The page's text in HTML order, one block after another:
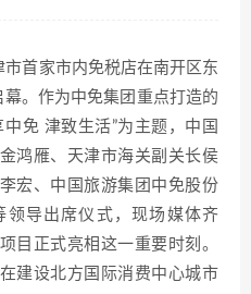
首家市内免税店在南开区东
。作为中免集团重点打造的
免 津致生活”为主题，中国
鸿雁、天津市海关副关长侯
宏、中国旅游集团中免股份
领导出席仪式，现场媒体齐
目正式亮相这一重要时刻。
建设北方国际消费中心城市